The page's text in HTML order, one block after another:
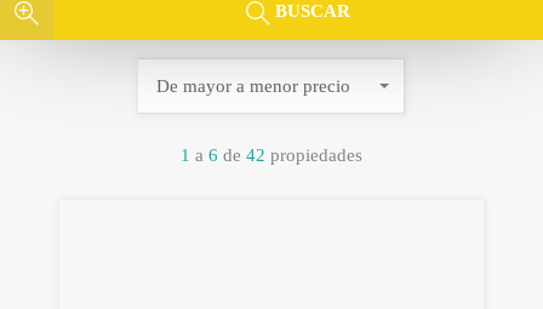
BUSCAR
1 a 6 de 42 propiedades
De mayor a menor precio